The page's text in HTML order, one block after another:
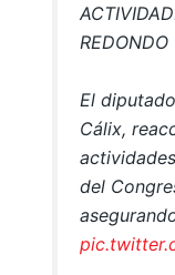
REDONDO
El
Cálix,
del